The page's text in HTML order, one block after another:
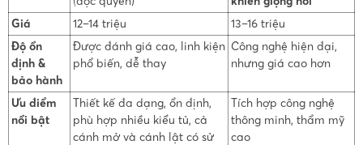
Giá
12–14 triệu
13–16 triệu
Độ ổn
định &
bảo hành
Được đánh giá cao, linh kiện
phổ biến, dễ thay
Công nghệ hiện đại,
nhưng giá cao hơn
Ưu điểm
nổi bật
Thiết kế đa dạng, ổn định,
phù hợp nhiều kiểu tủ, cả
cánh mở và cánh lật có sử
Tích hợp công nghệ
thông minh, thẩm mỹ
cao